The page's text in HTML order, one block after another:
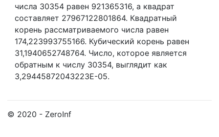
числа 30354 равен 921365316, а квадрат
составляет 27967122801864. Квадратный
корень рассматриваемого числа равен
174,223993755166. Кубический корень равен
31,1940652748764. Число, которое является
обратным к числу 30354, выглядит как
3,29445872043223E-05.
© 2020 - ZeroInf